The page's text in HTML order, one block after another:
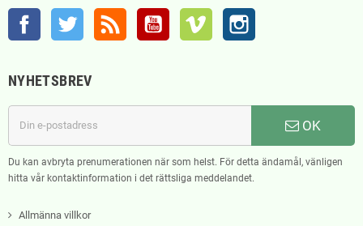
Facebook Twitter RSS YouTube Vimeo
NYHETSBREV
OK
Du kan avbryta prenumerationen när som helst. För detta ändamål, vänligen
hitta vår kontaktinformation i det rättsliga meddelandet.
Allmänna villkor